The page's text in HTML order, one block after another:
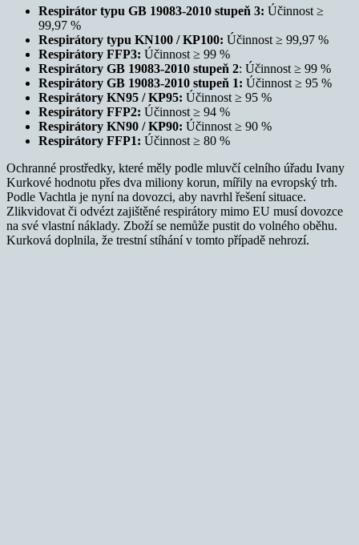
Respirátor typu GB 19083-2010 stupeň 3: Účinnost ≥
99,97 %
Respirátory typu KN100 / KP100: Účinnost ≥ 99,97 %
Respirátory FFP3: Účinnost ≥ 99 %
Respirátory GB 19083-2010 stupeň 2: Účinnost ≥ 99 %
Respirátory GB 19083-2010 stupeň 1: Účinnost ≥ 95 %
Respirátory KN95 / KP95: Účinnost ≥ 95 %
Respirátory FFP2: Účinnost ≥ 94 %
Respirátory KN90 / KP90: Účinnost ≥ 90 %
Respirátory FFP1: Účinnost ≥ 80 %
Ochranné prostředky, které měly podle mluvčí celního úřadu Ivany
Kurkové hodnotu přes dva miliony korun, mířily na evropský trh.
Podle Vachtla je nyní na dovozci, aby navrhl řešení situace.
Zlikvidovat či odvézt zajištěné respirátory mimo EU musí dovozce
na své vlastní náklady. Zboží se nemůže pustit do volného oběhu.
Kurková doplnila, že trestní stíhání v tomto případě nehrozí.